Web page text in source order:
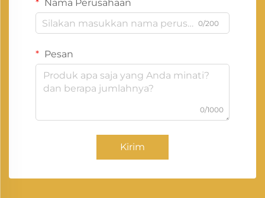
Nama Perusahaan
0/200
Pesan
0/1000
Kirim